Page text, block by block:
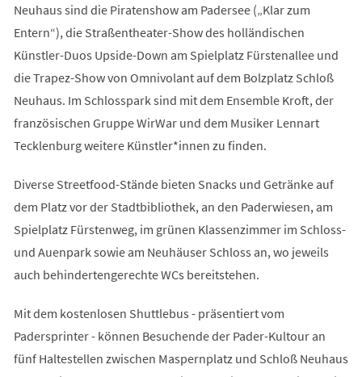
Neuhaus sind die Piratenshow am Padersee („Klar zum
Entern“), die Straßentheater-Show des holländischen
Künstler-Duos Upside-Down am Spielplatz Fürstenallee und
die Trapez-Show von Omnivolant auf dem Bolzplatz Schloß
Neuhaus. Im Schlosspark sind mit dem Ensemble Kroft, der
französischen Gruppe WirWar und dem Musiker Lennart
Tecklenburg weitere Künstler*innen zu finden.
Diverse Streetfood-Stände bieten Snacks und Getränke auf
dem Platz vor der Stadtbibliothek, an den Paderwiesen, am
Spielplatz Fürstenweg, im grünen Klassenzimmer im Schloss-
und Auenpark sowie am Neuhäuser Schloss an, wo jeweils
auch behindertengerechte WCs bereitstehen.
Mit dem kostenlosen Shuttlebus - präsentiert vom
Padersprinter - können Besuchende der Pader-Kultour an
fünf Haltestellen zwischen Maspernplatz und Schloß Neuhaus